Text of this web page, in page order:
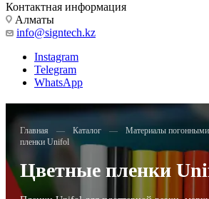
Контактная информация
Алматы
info@signtech.kz
Instagram
Telegram
WhatsApp
Главная — Каталог — Материалы
пленки Unifol
Цветные пленки